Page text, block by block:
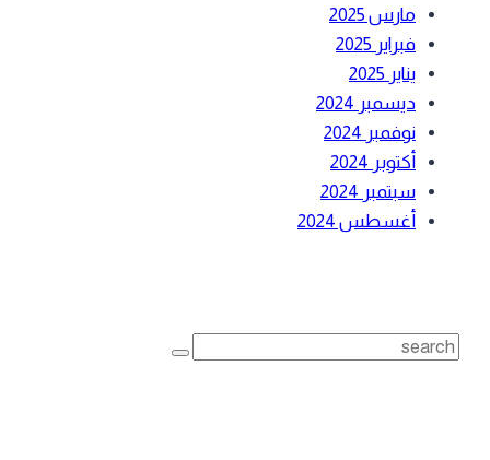
مارس 2025
فبراير 2025
يناير 2025
ديسمبر 2024
نوفمبر 2024
أكتوبر 2024
سبتمبر 2024
أغسطس 2024
Search